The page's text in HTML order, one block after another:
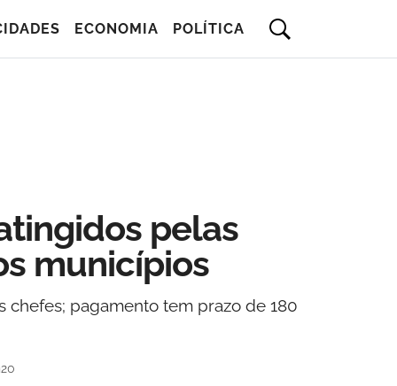
ECONOMIA POLÍTICA
pelas
municípios
chefes; pagamento tem prazo de 180